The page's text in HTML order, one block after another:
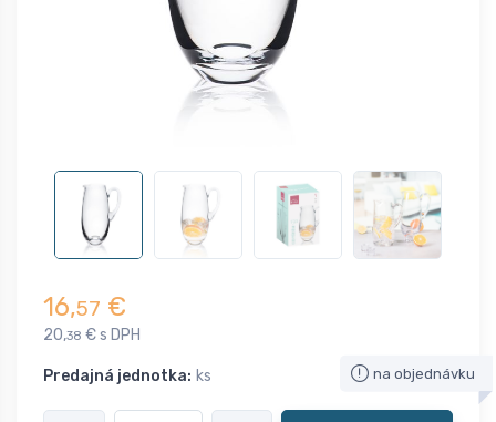
16,57 €
20,38 € s DPH
Predajná jednotka: ks na objednávku